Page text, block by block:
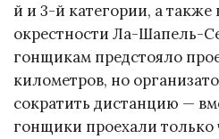
й и 3-й категории, а также
окрестности Ла-Шапель-
гонщикам предстояло
километров, но
сократить дистанцию —
гонщики проехали только